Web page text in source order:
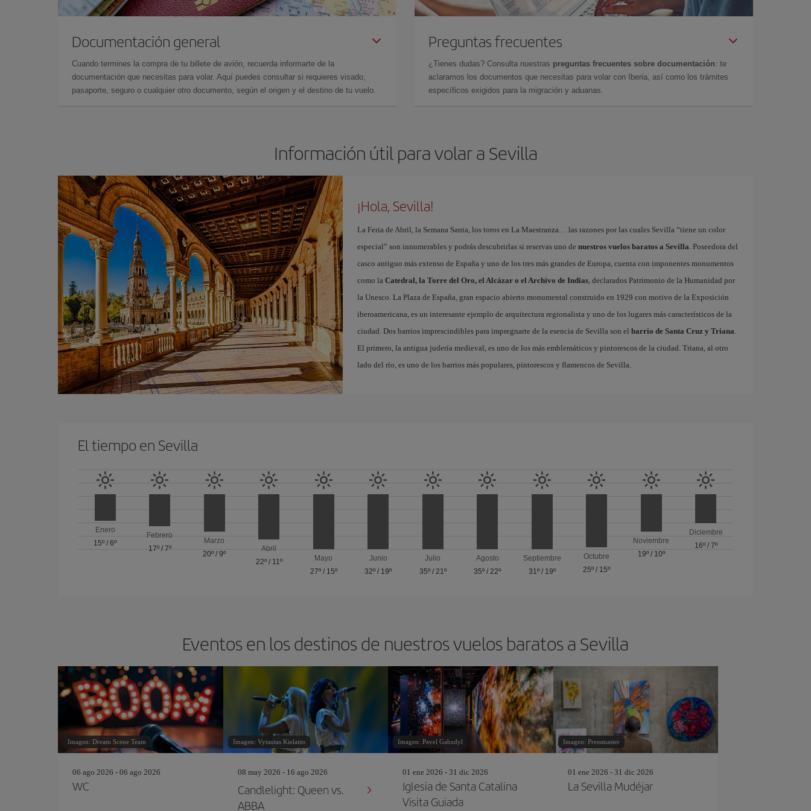
Documentación general
Cuando termines la compra de tu billete de avión, recuerda informarte de la
documentación que necesitas para volar. Aquí puedes consultar si requieres visado,
pasaporte, seguro o cualquier otro documento, según el origen y el destino de tu vuelo.
Preguntas frecuentes
¿Tienes dudas? Consulta nuestras preguntas frecuentes sobre documentación: te
aclaramos los documentos que necesitas para volar con Iberia, así como los trámites
específicos exigidos para la migración y aduanas.
Información útil para volar a Sevilla
¡Hola, Sevilla!
La Feria de Abril, la Semana Santa, los toros en La Maestranza… las razones por las cuales Sevilla “tiene un color
especial” son innumerables y podrás descubrirlas si reservas uno de nuestros vuelos baratos a Sevilla. Poseedora del
casco antiguo más extenso de España y uno de los tres más grandes de Europa, cuenta con imponentes monumentos
como la Catedral, la Torre del Oro, el Alcázar o el Archivo de Indias, declarados Patrimonio de la Humanidad por
la Unesco. La Plaza de España, gran espacio abierto monumental construido en 1929 con motivo de la Exposición
iberoamericana, es un interesante ejemplo de arquitectura regionalista y uno de los lugares más característicos de la
ciudad. Dos barrios imprescindibles para impregnarte de la esencia de Sevilla son el barrio de Santa Cruz y Triana.
El primero, la antigua judería medieval, es uno de los más emblemáticos y pintorescos de la ciudad. Triana, al otro
lado del río, es uno de los barrios más populares, pintorescos y flamencos de Sevilla.
El tiempo en Sevilla
Enero
15º /6º
Febrero
17º/ 7º
Marzo
20º /9º
Abril
22º/ 11º
Mayo
27º/ 15º
Junio
32º / 19º
Julio
35º/ 21º
Agosto
35º /22º
Septiembre
31º/ 19º
Octubre
25º / 15º
Noviembre
19º/ 10º
Diciembre
16º/ 7º
Eventos en los destinos de nuestros vuelos baratos a Sevilla
Imagen: Dream Scene Team
06 ago 2026 - 06 ago 2026
WC
Imagen: Vytautas Kielaitis
08 may 2026 - 16 ago 2026
Candlelight: Queen vs.
ABBA
Imagen: Pavel Gabzdyl
01 ene 2026 - 31 dic 2026
Iglesia de Santa Catalina
Visita Guiada
Imagen: Pressmaster
01 ene 2026 - 31 dic 2026
La Sevilla Mudéjar